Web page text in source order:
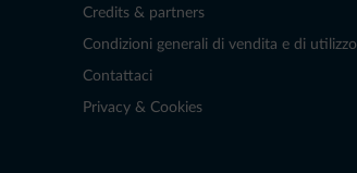
Credits & partners
Condizioni generali di vendita e di utilizzo
Contattaci
Privacy & Cookies